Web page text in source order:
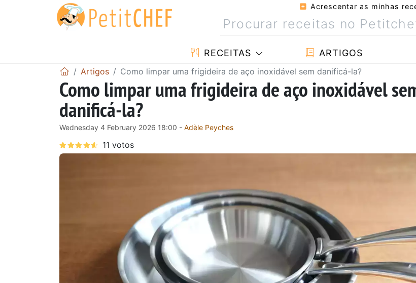
Acrescentar as minhas
RECEITAS ARTIGOS
Artigos Como limpar uma frigideira de aço inoxidável sem danificá-la?
Como limpar uma frigideira de aço inoxidável
danificá-la?
Wednesday 4 February 2026 18:00 - Adèle Peyches